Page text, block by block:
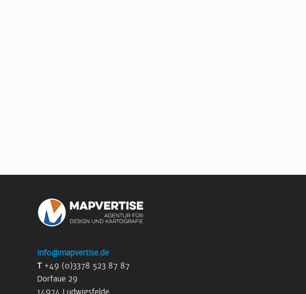
info@mapvertise.de
T+49 (0)3378 523 87 87
Dorfaue 29
14974 Ludwigsfelde